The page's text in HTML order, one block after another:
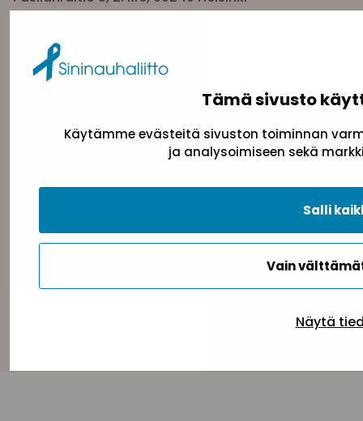
Tämä sivusto
Käytämme evästeitä sivuston toiminnan
ja analysoimiseen sekä
Vain
Salli
Näytä
toimisto@sininauha.fi